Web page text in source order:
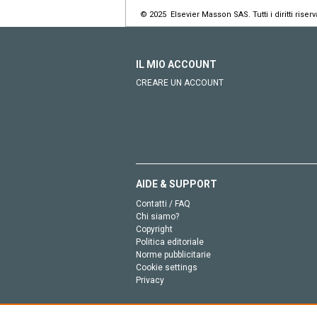
© 2025 Elsevier Masson SAS. Tutti i diritti
IL MIO ACCOUNT
CREARE UN ACCOUNT
AIDE & SUPPORT
Contatti / FAQ
Chi siamo?
Copyright
Politica editoriale
Norme pubblicitarie
Cookie settings
Privacy